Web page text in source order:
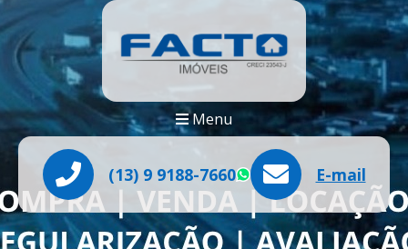
Menu
(13) 9 9188-7660 WhatsApp
E-mail